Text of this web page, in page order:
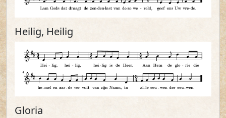
Heilig, Heilig
Gloria